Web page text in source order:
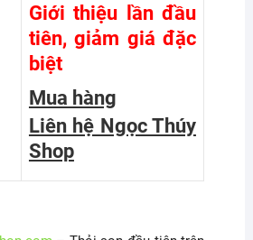
Giới thiệu lần đầu
tiên, giảm giá đặc
biệt
Mua hàng
Liên hệ Ngọc Thúy
Shop